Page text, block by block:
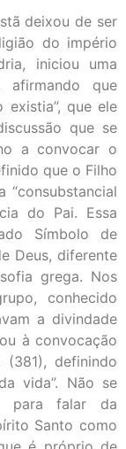
deixou de ser
do império
iniciou uma
afirmando que
que ele
que se
a convocar o
que o Filho
“consubstancial
do Pai. Essa
Símbolo de
Deus, diferente
grega. Nos
conhecido
a divindade
à convocação
definindo
vida”. Não se
para falar da
Santo como